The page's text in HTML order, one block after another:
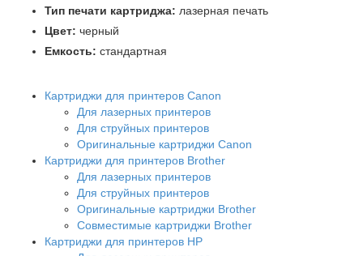
Тип печати картриджа: лазерная печать
Цвет: черный
Емкость: стандартная
Картриджи для принтеров Сanon
Для лазерных принтеров
Для струйных принтеров
Оригинальные картриджи Canon
Картриджи для принтеров Brother
Для лазерных принтеров
Для струйных принтеров
Оригинальные картриджи Brother
Совместимые картриджи Brother
Картриджи для принтеров HP